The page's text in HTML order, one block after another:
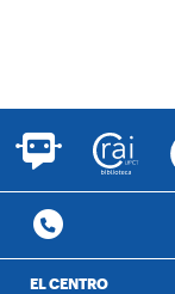
EL CENTRO